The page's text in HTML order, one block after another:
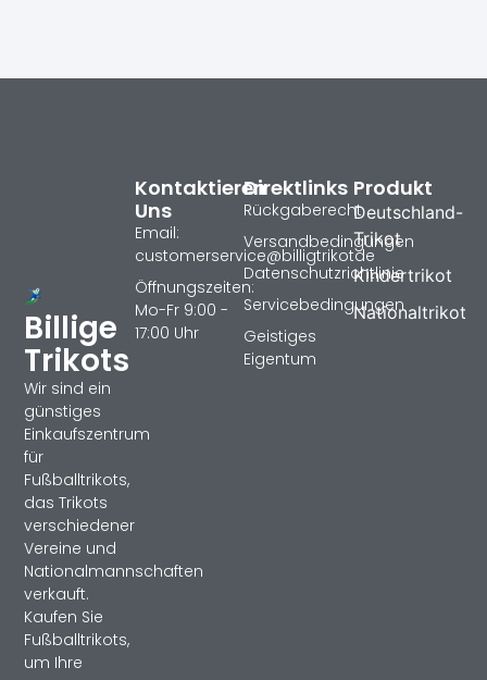
Billige
Trikots
Wir sind ein
günstiges
Einkaufszentrum
für
Fußballtrikots,
das Trikots
verschiedener
Vereine und
Nationalmannschaften
verkauft.
Kaufen Sie
Fußballtrikots,
um Ihre
Produkt
Deutschland-
Trikot
Kindertrikot
Nationaltrikot
Direktlinks
Rückgaberecht
Versandbedingungen
Datenschutzrichtlinie
Servicebedingungen
Geistiges
Eigentum
Kontaktieren
Uns
Email:
customerservice@billigtrikotde
Öffnungszeiten:
Mo-Fr 9:00 -
17:00 Uhr